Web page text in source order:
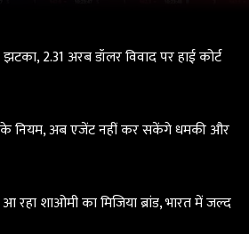
2.31 अरब डॉलर विवाद पर हाई कोर्ट
के नियम, अब एजेंट नहीं कर सकेंगे धमकी और
शाओमी का मिजिया ब्रांड, भारत में जल्द